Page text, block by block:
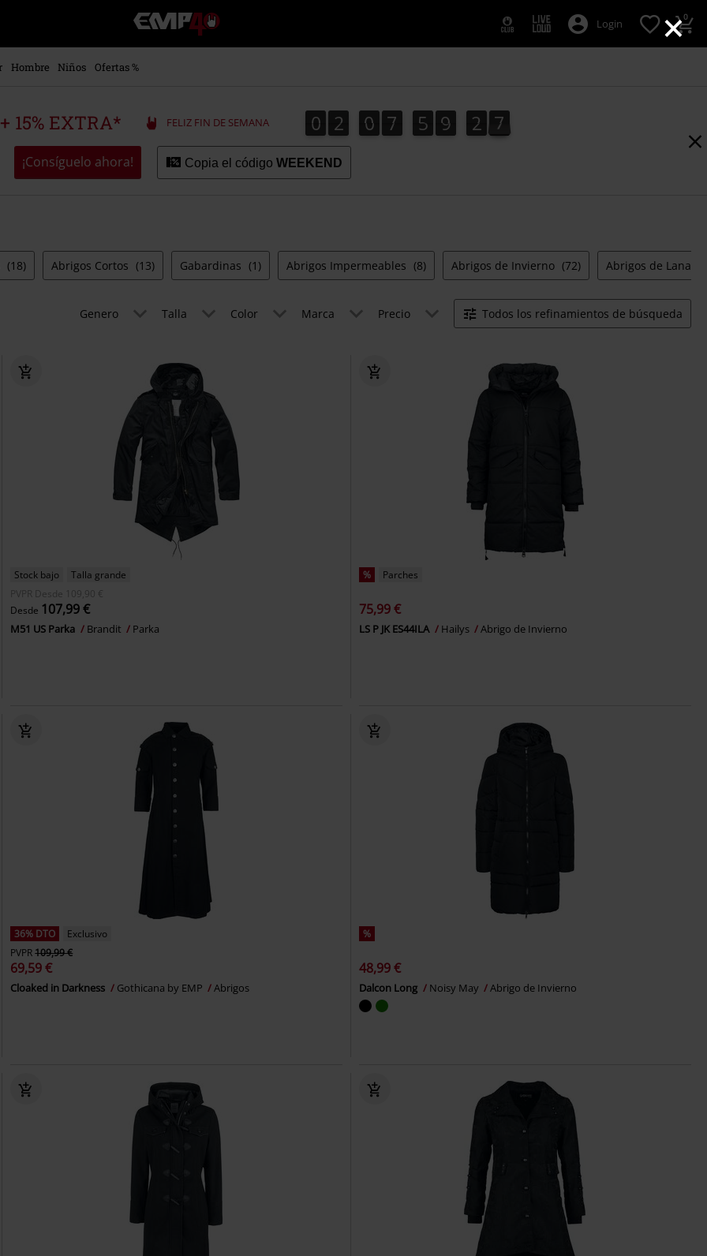
×
EMP
-
Música,
Merch
Ropa
Alternativa
Login 0
Hombre Niños Ofertas %
15% EXTRA* FELIZ FIN DE SEMANA 0
0 2
2 0
0 7
7 5
5 9
9 2
3
2 5
6
5
7
6
¡Consíguelo ahora! Copia el código WEEKEND
(18) Abrigos Cortos (13) Gabardinas (1) Abrigos Impermeables (8) Abrigos de Invierno (72) Abrigos de Lana
Genero Talla Color Marca Precio Todos los refinamientos de búsqueda
Stock bajo
Talla grande
PVPR
Desde 109,90 €
Desde 107,99 €
M51 US Parka Brandit Parka
% Parches
75,99 €
LS P JK ES44ILA Hailys Abrigo de Invierno
36% DTO
Exclusivo
PVPR109,99 €
69,59 €
Cloaked in Darkness Gothicana by EMP Abrigos
%
48,99 €
Dalcon Long Noisy May Abrigo de Invierno